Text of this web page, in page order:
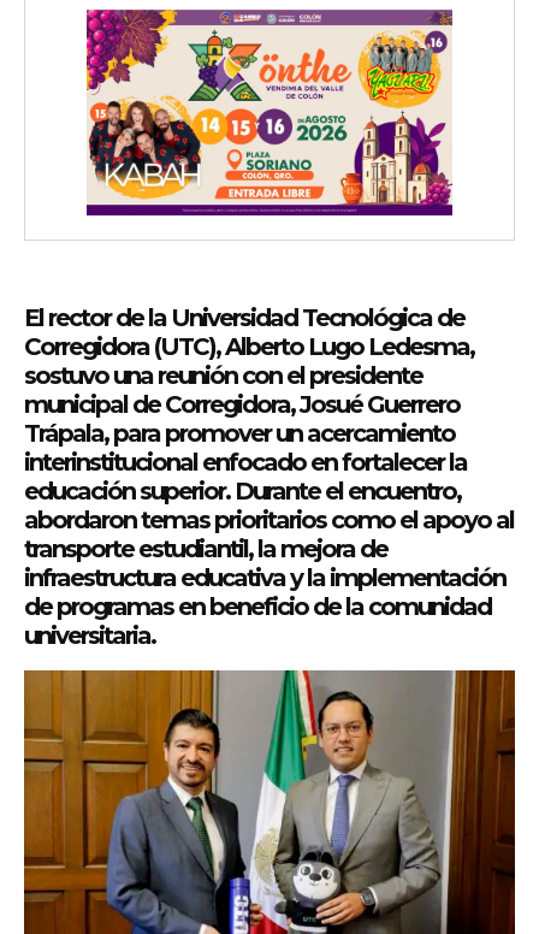
El rector de la Universidad Tecnológica de
Corregidora (UTC), Alberto Lugo Ledesma,
sostuvo una reunión con el presidente
municipal de Corregidora, Josué Guerrero
Trápala, para promover un acercamiento
interinstitucional enfocado en fortalecer la
educación superior. Durante el encuentro,
abordaron temas prioritarios como el apoyo al
transporte estudiantil, la mejora de
infraestructura educativa y la implementación
de programas en beneficio de la comunidad
universitaria.